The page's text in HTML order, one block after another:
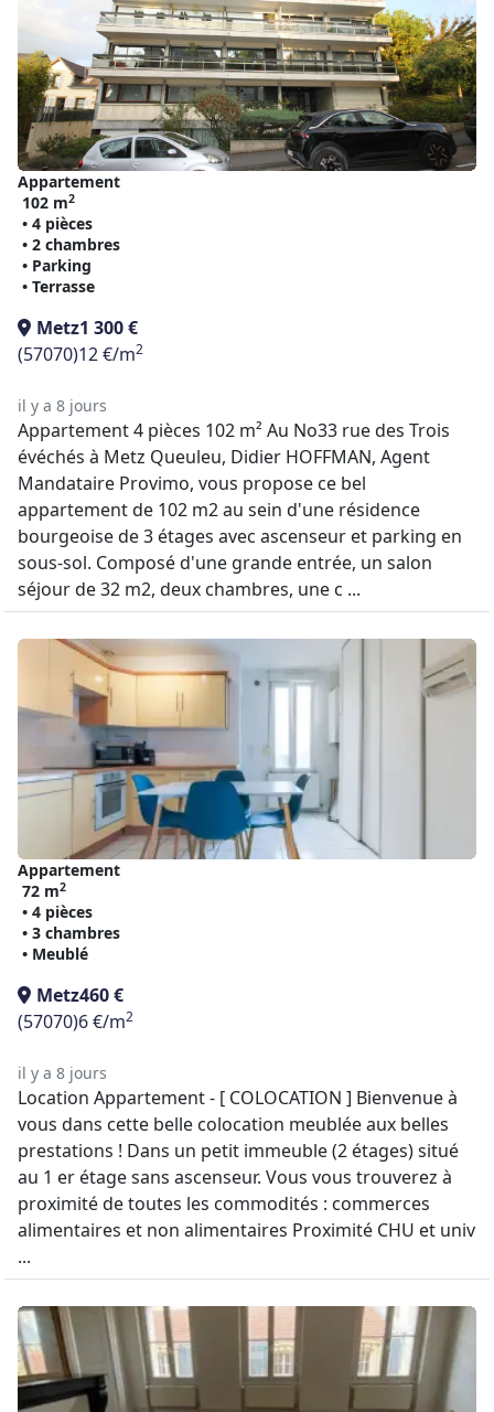
Appartement
102 m2
• 4 pièces
• 2 chambres
• Parking
• Terrasse
Metz1 300 €
(57070)12 €/m2
il y a 8 jours
Appartement 4 pièces 102 m² Au No33 rue des Trois
évéchés à Metz Queuleu, Didier HOFFMAN, Agent
Mandataire Provimo, vous propose ce bel
appartement de 102 m2 au sein d'une résidence
bourgeoise de 3 étages avec ascenseur et parking en
sous-sol. Composé d'une grande entrée, un salon
séjour de 32 m2, deux chambres, une c ...
Appartement
72 m2
• 4 pièces
• 3 chambres
• Meublé
Metz460 €
(57070)6 €/m2
il y a 8 jours
Location Appartement - [ COLOCATION ] Bienvenue à
vous dans cette belle colocation meublée aux belles
prestations ! Dans un petit immeuble (2 étages) situé
au 1 er étage sans ascenseur. Vous vous trouverez à
proximité de toutes les commodités : commerces
alimentaires et non alimentaires Proximité CHU et univ
...